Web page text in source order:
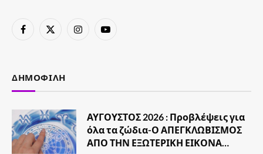
Facebook
X
InstagramYouTube
ΔΗΜΟΦΙΛΉ
ΑΥΓΟΥΣΤΟΣ 2026 : Προβλέψεις για
όλα τα ζώδια-Ο ΑΠΕΓΚΛΩΒΙΣΜΟΣ
ΑΠΟ ΤΗΝ ΕΞΩΤΕΡΙΚΗ ΕΙΚΟΝΑ…